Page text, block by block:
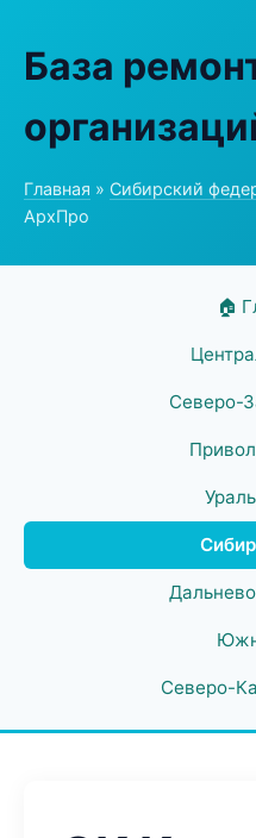
База
Главная » Сибирский
АрхПро
🏠
Северо-
Северо-